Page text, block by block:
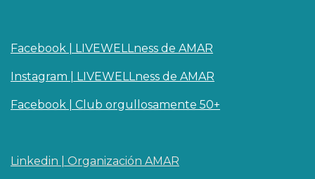
Facebook | LIVEWELLness de AMAR
Instagram | LIVEWELLness de AMAR
Facebook | Club orgullosamente 50+
Linkedin | O​rganización AMAR